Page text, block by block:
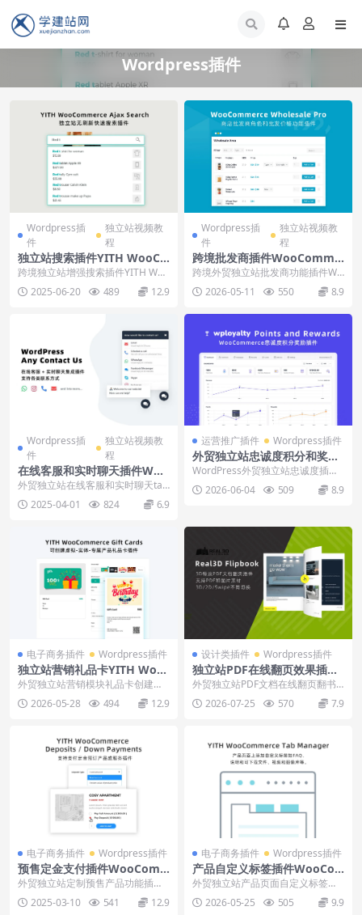
Wordpress插件
Wordpress插
件
独立站视频教
程
独立站搜索插件YITH WooCo
mmerce Ajax Search下载使
跨境独立站增强搜索插件YITH Woo
Commerce Ajax Search，...
2025-06-20 489 12.9
Wordpress插
件
独立站视频教
程
跨境批发商插件WooComme
rce Wholesale下载使用教程
跨境外贸独立站批发商功能插件Wo
oCommerce Wholesale，支持设
置...2026-05-11 550 8.9
Wordpress插
件
独立站视频教
程
在线客服和实时聊天插件Wor
dPress Any Contact Us下载
使用教程
外贸独立站在线客服和实时聊天taw
k.to集成插件WordPress Any C...
2025-04-01 824 6.9
运营推广插件 Wordpress插件
外贸独立站忠诚度积分和奖励
插件WP Loyalty下载使用教
程
WordPress外贸独立站忠诚度插件
WP Loyalty，可以设置积分和奖
励，...2026-06-04 509 8.9
电子商务插件 Wordpress插件
独立站营销礼品卡YITH Woo
Commerce Gift Cards下载
使用教程
外贸独立站营销模块礼品卡创建插
件YITH WooCommerce Gift Ca...
2026-05-28 494 12.9
设计类插件 Wordpress插件
独立站PDF在线翻页效果插件
Real3D FlipBook下载使用视
频教程
外贸独立站PDF文档在线翻页翻书
效果插件Real3D FlipBook，支持图
片...2026-07-25 570 7.9
电子商务插件 Wordpress插件
预售定金支付插件WooCom
merce Deposits / Down下
外贸独立站定制预售产品功能插件Y
ITH WooCommerce Deposits...
2025-03-10 541 12.9
电子商务插件 Wordpress插件
产品自定义标签插件WooCo
mmerce Tab Manager下载
外贸独立站产品页面自定义标签插
件YITH WooCommerce Tab Ma
n... 2026-05-25 505 9.9